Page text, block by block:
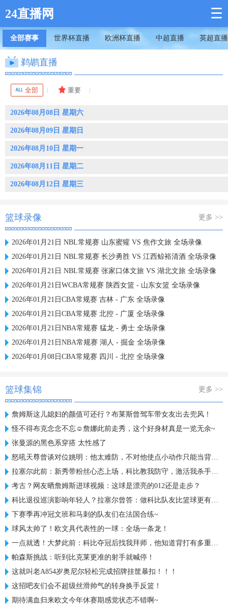
24直播网 ☰
全部赛事 世界杯直播 欧洲杯直播 中超直播 英超直播
鹈鹕直播
2026年08月08日 星期六
2026年08月09日 星期日
2026年08月10日 星期一
2026年08月11日 星期二
2026年08月12日 星期三
篮球录像 更多 >>
2026年01月21日 NBL常规赛 山东蜜獾 VS 焦作文旅 全场录像
2026年01月21日 NBL常规赛 长沙勇胜 VS 江西鲸裕清酒 全场录像
2026年01月21日 NBL常规赛 张家口体文旅 VS 湖北文旅 全场录像
2026年01月21日WCBA常规赛 陕西女篮 - 山东女篮 全场录像
2026年01月21日CBA常规赛 吉林 - 广东 全场录像
2026年01月21日CBA常规赛 北控 - 广厦 全场录像
2026年01月21日NBA常规赛 猛龙 - 勇士 全场录像
2026年01月21日NBA常规赛 湖人 - 掘金 全场录像
2026年01月08日CBA常规赛 四川 - 北控 全场录像
篮球集锦 更多 >>
詹姆斯这儿媳妇的颜值可还行？布莱斯曾驾车带女友出去兜风！
怪不得布克念念不忘☺️詹娜此前走秀，这个好身材真是一览无余~
张曼源的黑色系穿搭 太性感了
怒吼天尊曾谈对位姚明：他太难防，不对他使点小动作只能当背景板
拉塞尔此前：新秀带粉丝心态上场，科比教我防守，激活我杀手基因
考古？网友晒詹姆斯进球视频：这球是漂亮的012还是走步？
科比退役巡演影响年轻人？拉塞尔曾答：做科比队友比篮球更有意义
下赛季再冲冠文班和马刺的队友们在法国合练~
球风太帅了！欧文具代表性的一球：全场一条龙！
一点就透！大梦此前：科比夺冠后找我拜师，他知道背打有多重要！
帕森斯挑战：听到比克莱更准的射手就喊停！
这就叫老A854岁奥尼尔轻松完成招牌挂筐暴扣！！！
这招吧友们会不超级丝滑帅气的转身换手反篮！
期待满血归来欧文今年休赛期感觉状态不错啊~